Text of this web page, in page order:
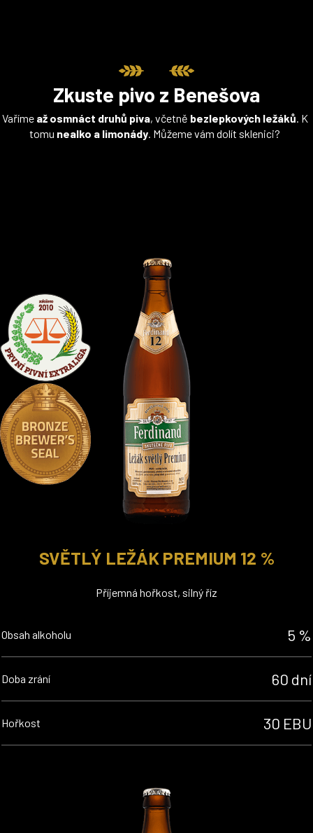
Zkuste pivo z Benešova
Vaříme až osmnáct druhů piva, včetně bezlepkových ležáků . K
tomu nealko a limonády . Můžeme vám dolít sklenici?
SVĚTLÝ LEŽÁK PREMIUM 12 %
Příjemná hořkost, silný říz
Obsah alkoholu 5 %
Doba zrání 60 dní
Hořkost 30 EBU